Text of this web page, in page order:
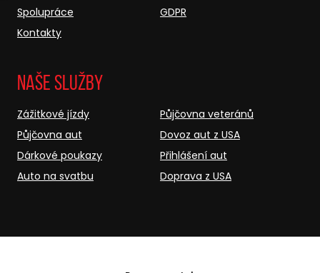
Spolupráce
Kontakty
GDPR
Naše služby
Zážitkové jízdy
Půjčovna aut
Dárkové poukazy
Auto na svatbu
Půjčovna veteránů
Dovoz aut z USA
Přihlášení aut
Doprava z USA